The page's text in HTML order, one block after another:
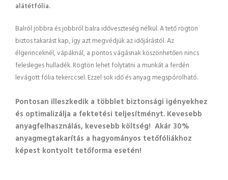
alátétfólia.
Balról jobbra és jobbról balra időveszteség nélkül. A tető rögtön
biztos takarást kap, így azt megvédjük az időjárástól. Az
élgerinceknél, vápáknál, a pontos vágásnak köszönhetően nincs
felesleges hulladék. Rögtön lehet folytatni a munkát a ferdén
levágott fólia tekerccsel. Ezzel sok idő és anyag megspórolható.
Pontosan illeszkedik a többlet biztonsági igényekhez
és optimalizálja a fektetési teljesítményt. Kevesebb
anyagfelhasználás, kevesebb költség! Akár 30%
anyagmegtakarítás a hagyományos tetőfóliákhoz
képest kontyolt tetőforma esetén!